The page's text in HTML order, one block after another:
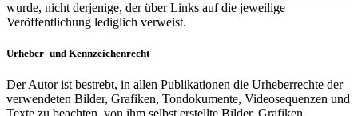
wurde, nicht derjenige, der über Links auf die jeweilige
Veröffentlichung lediglich verweist.
Urheber- und Kennzeichenrecht
Der Autor ist bestrebt, in allen Publikationen die Urheberrechte der
verwendeten Bilder, Grafiken, Tondokumente, Videosequenzen und
Texte zu beachten, von ihm selbst erstellte Bilder, Grafiken,